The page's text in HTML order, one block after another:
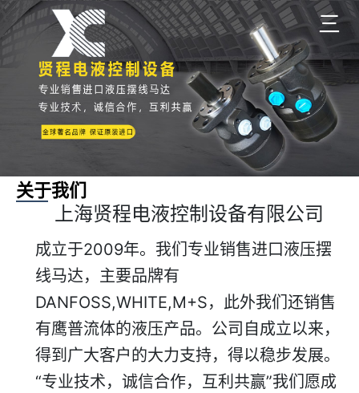
三
关于我们
上海贤程电液控制设备有限公司
成立于2009年。我们专业销售进口液压摆
线马达，主要品牌有
DANFOSS,WHITE,M+S，此外我们还销售
有鹰普流体的液压产品。公司自成立以来，
得到广大客户的大力支持，得以稳步发展。
“专业技术，诚信合作，互利共赢”我们愿成